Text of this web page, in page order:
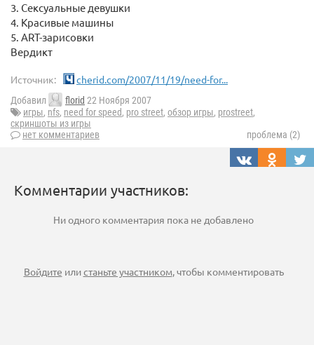
3. Сексуальные девушки
4. Красивые машины
5. ART-зарисовки
Вердикт
Источник: cherid.com/2007/11/19/need-for...
Добавил florid 22 Ноября 2007
игры, nfs, need for speed, pro street, обзор игры, prostreet,
скриншоты из игры
нет комментариев
проблема (2)
Комментарии участников:
Ни одного комментария пока не добавлено
Войдите илистаньте участником, чтобы комментировать